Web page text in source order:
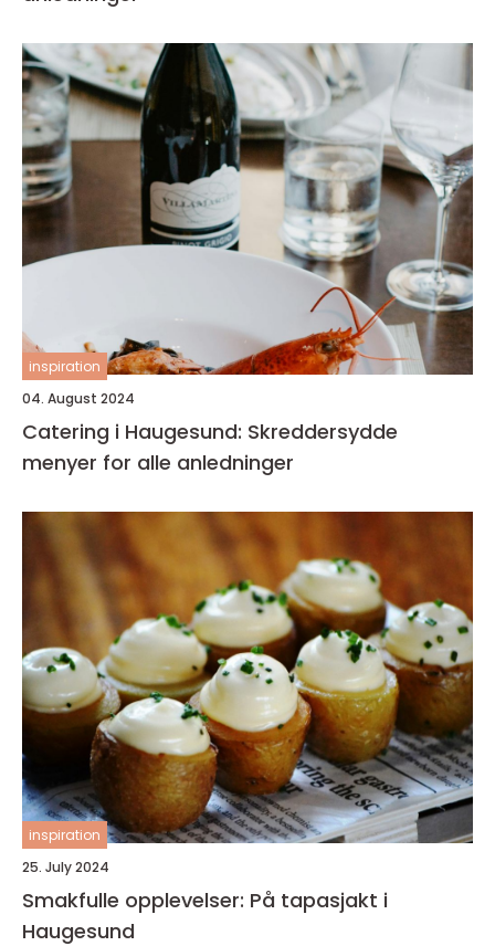
inspiration
04. August 2024
Catering i Haugesund: Skreddersydde
menyer for alle anledninger
inspiration
25. July 2024
Smakfulle opplevelser: På tapasjakt i
Haugesund